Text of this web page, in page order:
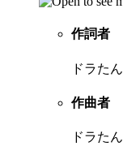
作詞者
ドラたん
作曲者
ドラたん